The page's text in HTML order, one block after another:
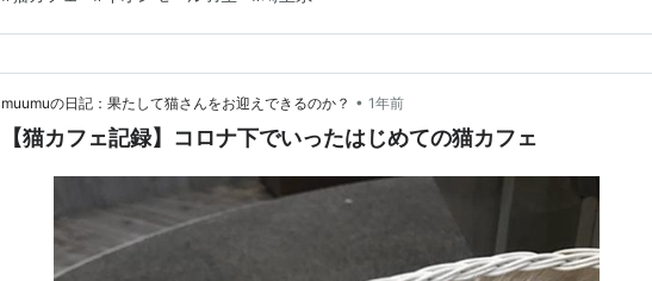
がでしょうか。 今回は、そんな『猫カフェMOCHAイオンモール羽生店』について紹介
します。 実際に訪れた雰囲気を写真付きで紹介…
muumuの日記：果たして猫さんをお迎えできるのか？ • 1年前
【猫カフェ記録】コロナ下でいったはじめての猫カフェ